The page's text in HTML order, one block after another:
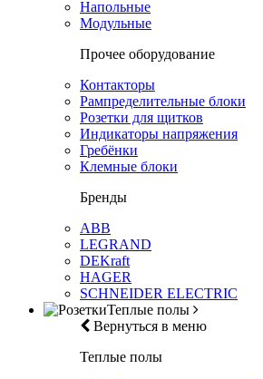
Напольные
Модульные
Прочее оборудование
Контакторы
Рампределительные блоки
Розетки для щитков
Индикаторы напряжения
Гребёнки
Клемные блоки
Бренды
ABB
LEGRAND
DEKraft
HAGER
SCHNEIDER ELECTRIC
Теплые полы
Вернуться в меню
Теплые полы